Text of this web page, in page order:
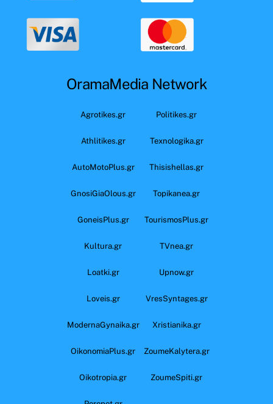
OramaMedia Network
Agrotikes.gr Politikes.gr
Athlitikes.gr Texnologika.gr
AutoMotoPlus.gr Thisishellas.gr
GnosiGiaOlous.gr Topikanea.gr
GoneisPlus.gr TourismosPlus.gr
Kultura.gr TVnea.gr
Loatki.gr Upnow.gr
Loveis.gr VresSyntages.gr
ModernaGynaika.gr Xristianika.gr
OikonomiaPlus.gr ZoumeKalytera.gr
Oikotropia.gr ZoumeSpiti.gr